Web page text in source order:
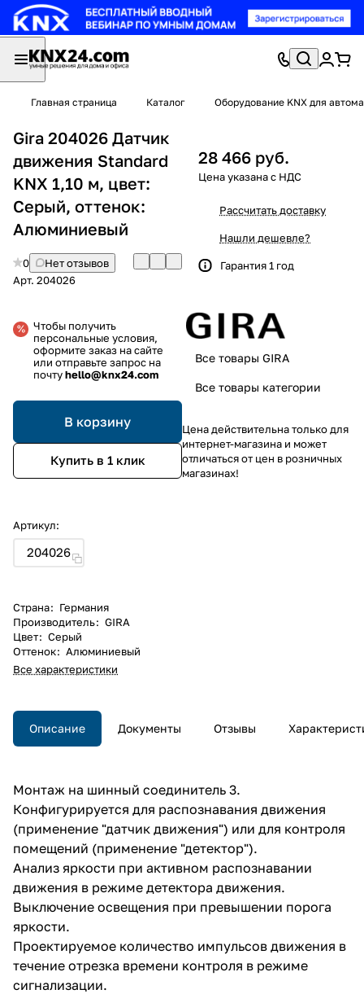
Главная страница Каталог Оборудование KNX для
Gira 204026 Датчик
движения Standard
KNX 1,10 м, цвет:
Серый, оттенок:
Алюминиевый
0
Нет отзывов
Арт. 204026
Чтобы получить
персональные условия,
оформите заказ на сайте
или отправьте запрос на
почтуhello@knx24.com
В корзину
Купить в 1 клик
Артикул:
204026
Страна: Германия
Производитель: GIRA
Цвет: Серый
Оттенок: Алюминиевый
Все характеристики
28 466 руб.
Рассчитать доставку
Нашли дешевле?
Гарантия 1 год
Все товары GIRA
Все товары категории
Цена действительна только для
интернет-магазина и может
отличаться от цен в розничных
магазинах!
Описание Документы Отзывы
Монтаж на шинный соединитель 3.
Конфигурируется для распознавания движения
(применение "датчик движения") или для контроля
помещений (применение "детектор").
Анализ яркости при активном распознавании
движения в режиме детектора движения.
Выключение освещения при превышении порога
яркости.
Проектируемое количество импульсов движения в
течение отрезка времени контроля в режиме
сигнализации.